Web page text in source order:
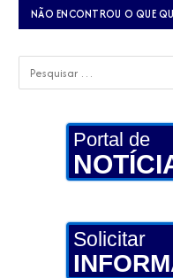
NÃO ENCONTROU O QUE
Portal de
Solicitar